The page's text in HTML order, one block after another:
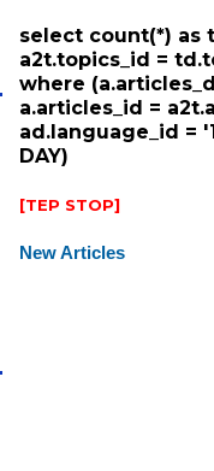
select count(*) as
a2t.topics_id =
where
a.articles_id =
ad.language_id =
DAY)
[TEP STOP]
New Articles